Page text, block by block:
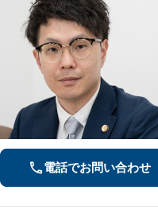
電話でお問い合わせ